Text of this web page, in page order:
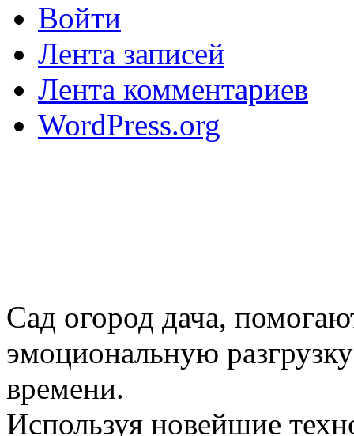
Войти
Лента записей
Лента комментариев
WordPress.org
Сад огород дача,
эмоциональную
времени.
Используя новейшие